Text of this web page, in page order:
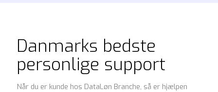
Danmarks bedste
personlige support
Når du er kunde hos DataLøn Branche, så er hjælpen